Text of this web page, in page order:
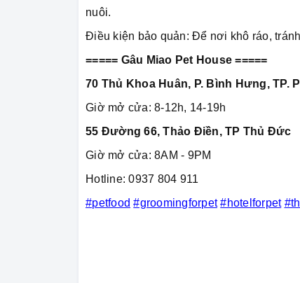
nuôi.
Điều kiện bảo quản: Để nơi khô ráo,
===== Gâu Miao Pet House =====
70 Thủ Khoa Huân, P. Bình Hưng, TP.
Giờ mở cửa: 8-12h, 14-19h
55 Đường 66, Thảo Điền, TP Thủ Đức
Giờ mở cửa: 8AM - 9PM
Hotline: 0937 804 911
#petfood #groomingforpet #hotelforpet